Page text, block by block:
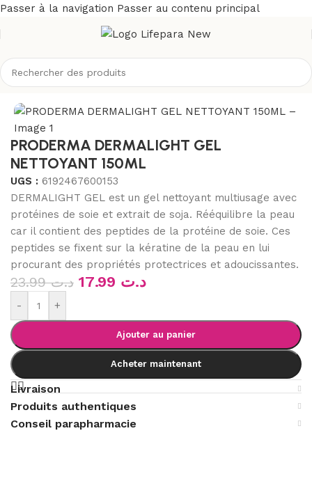
Passer à la navigation Passer au contenu principal
Visage/Démaquillants, nettoyants visage/Gel, crème, huile
PRODERMA DERMALIGHT GEL
NETTOYANT 150ML
UGS : 6192467600153
DERMALIGHT GEL est un gel nettoyant multiusage avec
protéines de soie et extrait de soja. Rééquilibre la peau
car il contient des peptides de la protéine de soie. Ces
peptides se fixent sur la kératine de la peau en lui
procurant des propriétés protectrices et adoucissantes.
د.ت23.99 د.ت
- +
Ajouter au panier
Acheter maintenant
Livraison
Produits authentiques
Conseil parapharmacie